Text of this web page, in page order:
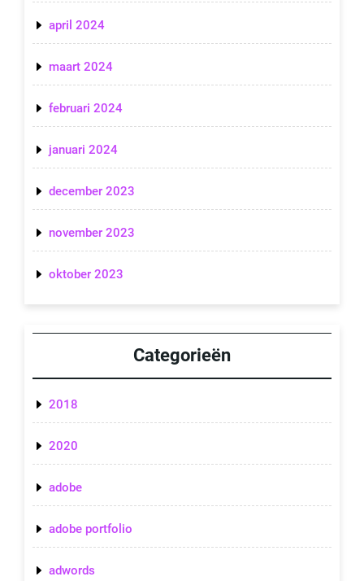
april 2024
maart 2024
februari 2024
januari 2024
december 2023
november 2023
oktober 2023
Categorieën
2018
2020
adobe
adobe portfolio
adwords